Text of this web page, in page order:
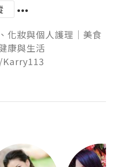
化妝與個人護理｜美食
康與生活